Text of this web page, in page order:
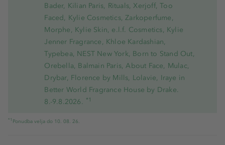
Bader, Kilian Paris, Rituals, Xerjoff, Too
Faced, Kylie Cosmetics, Zarkoperfume,
Morphe, Kylie Skin, e.l.f. Cosmetics, Kylie
Jenner Fragrance, Khloe Kardashian,
Typebea, NEST New York, Born to Stand Out,
Orebella, Balmain Paris, About Face, Mulac,
Drybar, Florence by Mills, Lolavie, Iraye in
Better World Fragrance House by Drake.
8.-9.8.2026. *1
*1 Ponudba velja do 10. 08. 26.